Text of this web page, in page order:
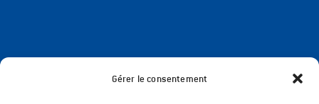
Gérer le consentement